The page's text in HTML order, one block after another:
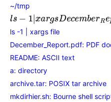
~/tmp
ls− 1| xa rgsDecemberReport.pd
ls -1 | xargs file
December_Report.pdf: PDF
README: ASCII text
a: directory
archive.tar: POSIX tar archive
mkdirhier.sh: Bourne shell